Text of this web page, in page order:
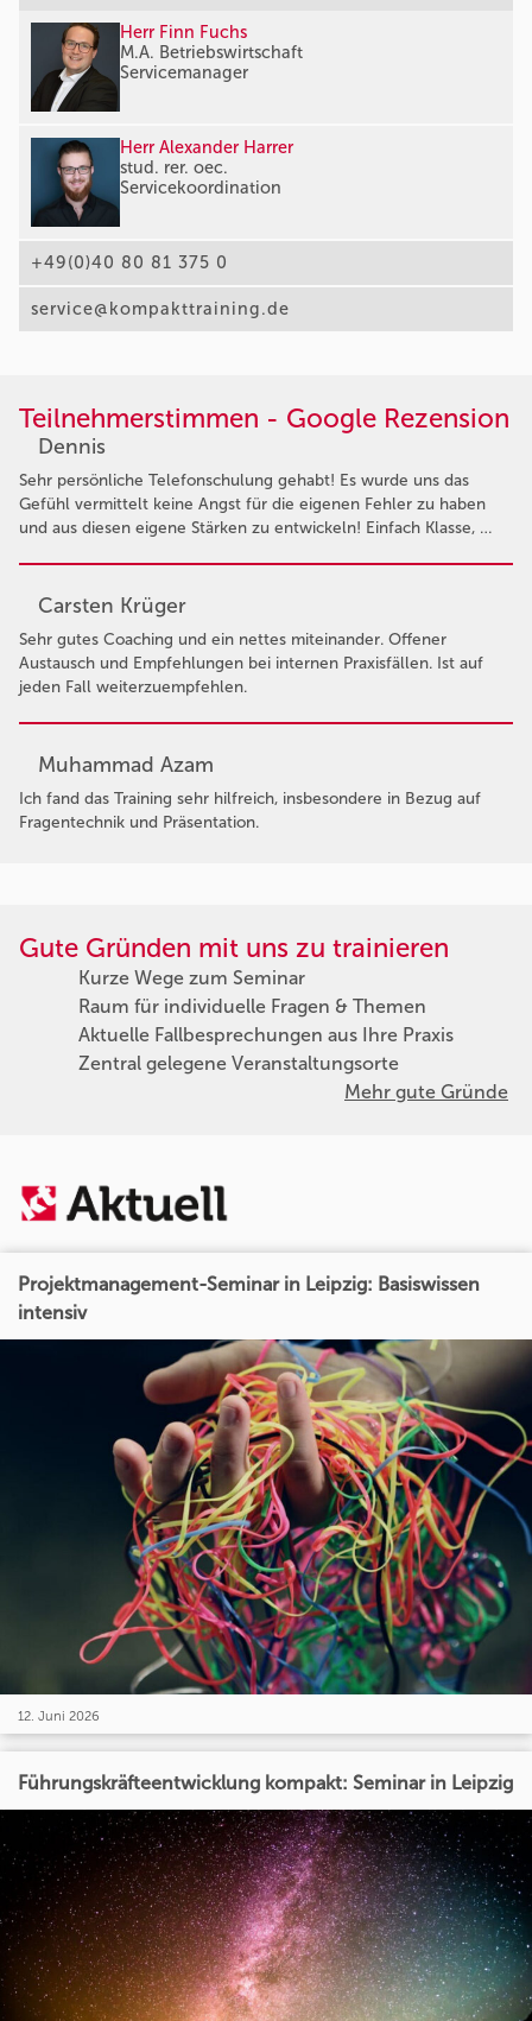
Herr Finn Fuchs
M.A. Betriebswirtschaft
Servicemanager
Herr Alexander Harrer
stud. rer. oec.
Servicekoordination
+49(0)40 80 81 375 0
service@kompakttraining.de
Teilnehmerstimmen - Google Rezension
Dennis
Sehr persönliche Telefonschulung gehabt! Es wurde uns das
Gefühl vermittelt keine Angst für die eigenen Fehler zu haben
und aus diesen eigene Stärken zu entwickeln! Einfach Klasse, …
Carsten Krüger
Sehr gutes Coaching und ein nettes miteinander. Offener
Austausch und Empfehlungen bei internen Praxisfällen. Ist auf
jeden Fall weiterzuempfehlen.
Muhammad Azam
Ich fand das Training sehr hilfreich, insbesondere in Bezug auf
Fragentechnik und Präsentation.
Gute Gründen mit uns zu trainieren
Kurze Wege zum Seminar
Raum für individuelle Fragen & Themen
Aktuelle Fallbesprechungen aus Ihre Praxis
Zentral gelegene Veranstaltungsorte
Mehr gute Gründe
Projektmanagement-Seminar in Leipzig: Basiswissen
intensiv
12. Juni 2026
Führungskräfteentwicklung kompakt: Seminar in Leipzig